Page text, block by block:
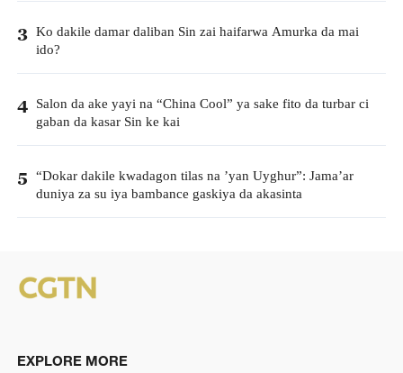
3 Ko dakile damar daliban Sin zai haifarwa Amurka da mai
ido?
4 Salon da ake yayi na “China Cool” ya sake fito da turbar ci
gaban da kasar Sin ke kai
5 “Dokar dakile kwadagon tilas na ’yan Uyghur”: Jama’ar
duniya za su iya bambance gaskiya da akasinta
EXPLORE MORE